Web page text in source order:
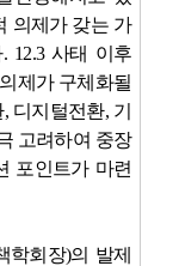
의제가 갖는 가
. 12.3사태 이후
제가 구체화될
, 디지털전환, 기
고려하여 중장
포인트가 마련
학회장)의 발제